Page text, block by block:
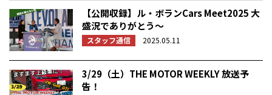
【公開収録】ル・ボランCars Meet2025 大
盛況でありがとう〜
スタッフ通信 2025.05.11
3/29（土）THE MOTOR WEEKLY 放送予
告！